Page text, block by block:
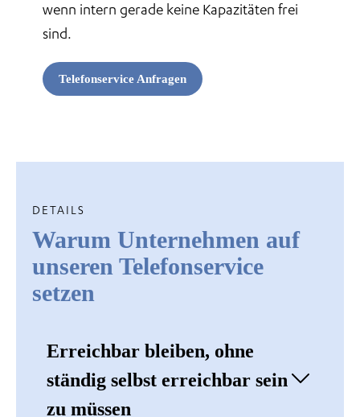
wenn intern gerade keine Kapazitäten frei
sind.
Telefonservice Anfragen
DETAILS
Warum Unternehmen auf
unseren Telefonservice
setzen
Erreichbar bleiben, ohne
ständig selbst erreichbar sein
zu müssen